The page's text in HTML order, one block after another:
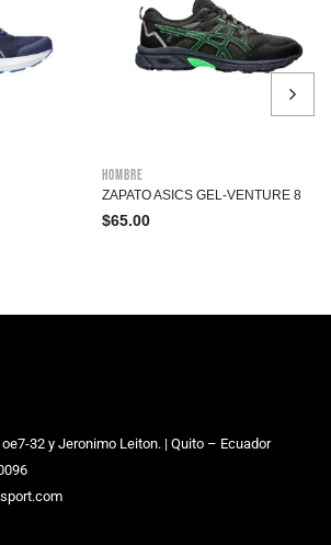
Hombre
ZAPATO ASICS GEL-VENTURE 8
$65.00
oe7-32 y Jeronimo Leiton. | Quito – Ecuador